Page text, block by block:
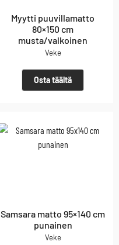
Myytti puuvillamatto
80×150 cm
musta/valkoinen
Veke
Osta täältä
Samsara matto 95×140 cm
punainen
Veke